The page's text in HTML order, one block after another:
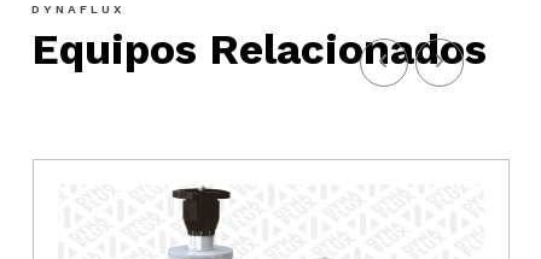
DYNAFLUX
Equipos Relacionados